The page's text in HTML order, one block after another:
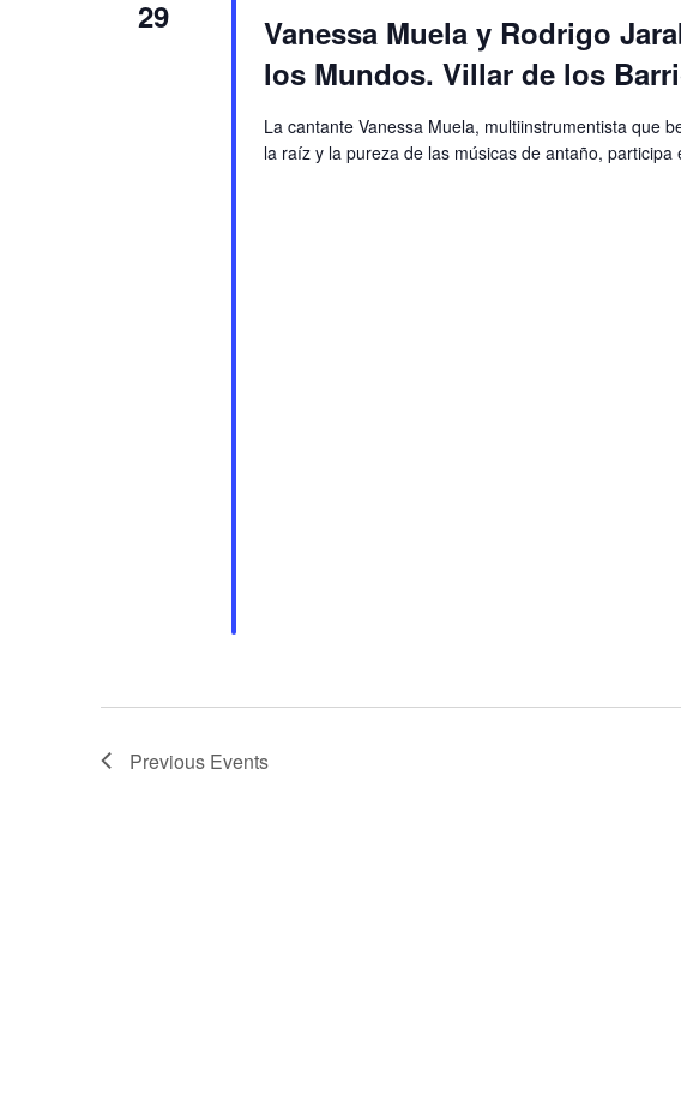
29
Vanessa Muela y Rodrigo
los Mundos. Villar de los
La cantante Vanessa Muela, multiinstrumentista que
la raíz y la pureza de las músicas de antaño,
Previous Events